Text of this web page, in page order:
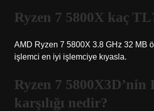
Ryzen 7 5800X kaç
AMD Ryzen 7 5800X 3.8 GHz 32 MB
işlemci en iyi işlemciye kıyasla.
Ryzen 7 5800X3D’nin
karşılığı nedir?